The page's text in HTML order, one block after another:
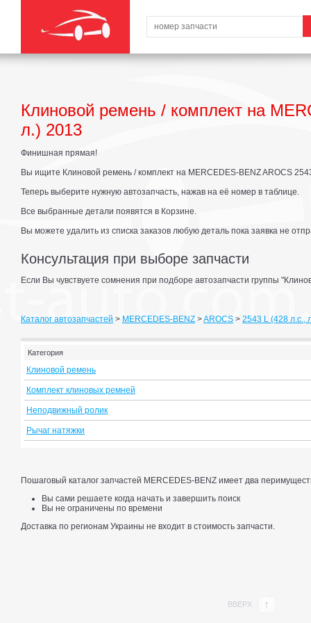
Клиновой ремень / комплект на
л.) 2013
Финишная прямая!
Вы ищите Клиновой ремень / комплект на MERCEDES-BENZ AROCS
Теперь выберите нужную автозапчасть, нажав на её номер в таблице.
Все выбранные детали появятся в Корзине.
Вы можете удалить из списка заказов любую деталь пока заявка не
Консультация при выборе запчасти
Если Вы чувствуете сомнения при подборе автозапчасти группы
Каталог автозапчастей > MERCEDES-BENZ >AROCS > 2543 L (428 л.с.,
Категория
Клиновой ремень
Комплект клиновых ремней
Неподвижный ролик
Рычаг натяжки
Пошаговый каталог запчастей MERCEDES-BENZ имеет два
Вы сами решаете когда начать и завершить поиск
Вы не ограничены по времени
Доставка по регионам Украины не входит в стоимость запчасти.
ВВЕРХ